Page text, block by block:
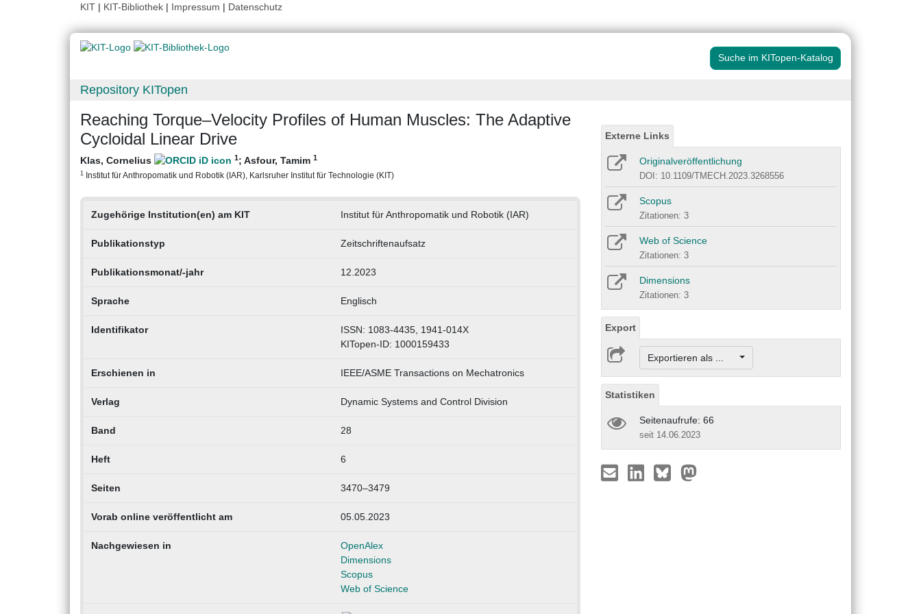
KIT | KIT-Bibliothek | Impressum | Datenschutz
Suche im KITopen-Katalog
Repository KITopen
Reaching Torque–Velocity Profiles of Human Muscles: The Adaptive
Cycloidal Linear Drive
Klas, Cornelius 1; Asfour, Tamim 1
1 Institut für Anthropomatik und Robotik (IAR), Karlsruher Institut für Technologie (KIT)
Zugehörige Institution(en) am KIT Institut für Anthropomatik und Robotik (IAR)
Publikationstyp Zeitschriftenaufsatz
Publikationsmonat/-jahr 12.2023
Sprache Englisch
Identifikator
ISSN: 1083-4435, 1941-014X
KITopen-ID: 1000159433
Erschienen in IEEE/ASME Transactions on Mechatronics
Verlag Dynamic Systems and Control Division
Band 28
Heft 6
Seiten 3470–3479
Vorab online veröffentlicht am 05.05.2023
Nachgewiesen in
OpenAlex
Dimensions
Scopus
Web of Science
Externe Links
Originalveröffentlichung
DOI: 10.1109/TMECH.2023.3268556
Scopus
Zitationen: 3
Web of Science
Zitationen: 3
Dimensions
Zitationen: 3
Export
Exportieren als ...
Statistiken
Seitenaufrufe: 66
seit 14.06.2023